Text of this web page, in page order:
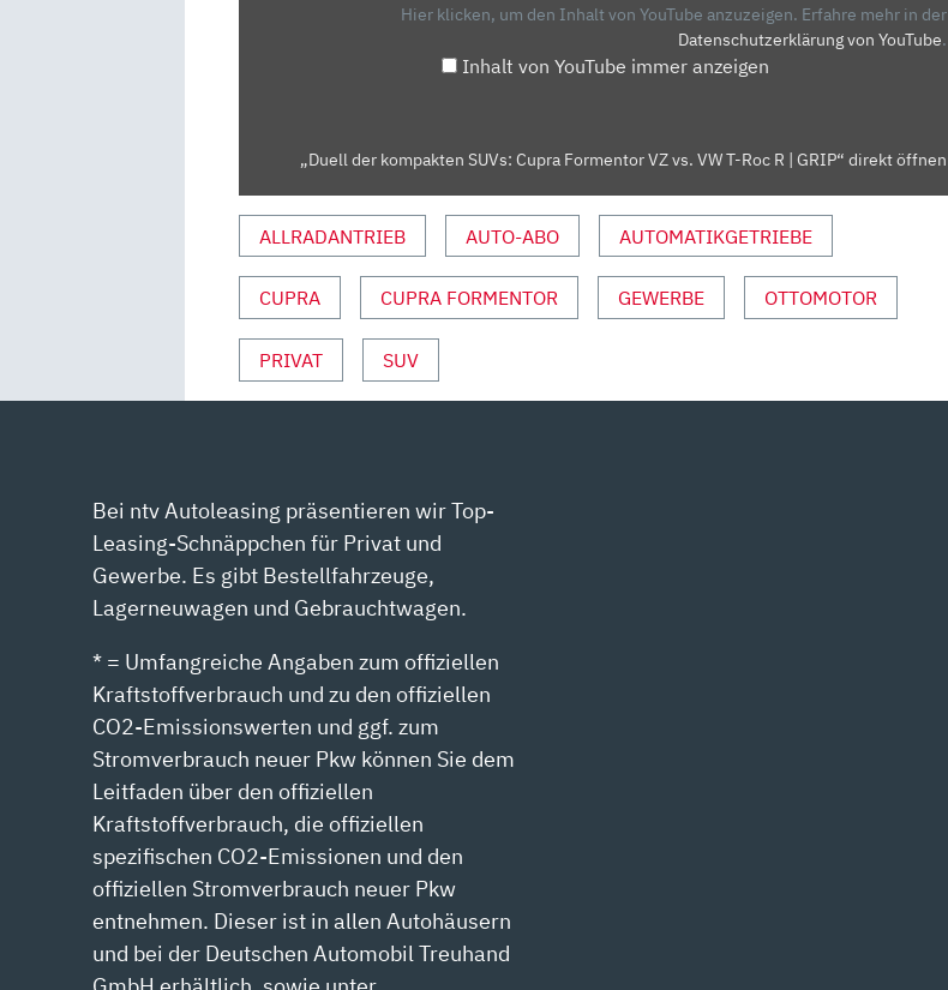
|
GRIP“
VON
YOUTUBE
ANZEIGEN
Hier klicken, um den Inhalt von YouTube anzuzeigen. Erfahre mehr in der
Datenschutzerklärung von YouTube.
Inhalt von YouTube immer anzeigen
„Duell der kompakten SUVs: Cupra Formentor VZ vs. VW T-Roc R | GRIP“ direkt öffnen
ALLRADANTRIEB AUTO-ABO AUTOMATIKGETRIEBE
CUPRA CUPRA FORMENTOR GEWERBE OTTOMOTOR
PRIVAT SUV
Bei ntv Autoleasing präsentieren wir Top-
Leasing-Schnäppchen für Privat und
Gewerbe. Es gibt Bestellfahrzeuge,
Lagerneuwagen und Gebrauchtwagen.
* = Umfangreiche Angaben zum offiziellen
Kraftstoffverbrauch und zu den offiziellen
CO2-Emissionswerten und ggf. zum
Stromverbrauch neuer Pkw können Sie dem
Leitfaden über den offiziellen
Kraftstoffverbrauch, die offiziellen
spezifischen CO2-Emissionen und den
offiziellen Stromverbrauch neuer Pkw
entnehmen. Dieser ist in allen Autohäusern
und bei der Deutschen Automobil Treuhand